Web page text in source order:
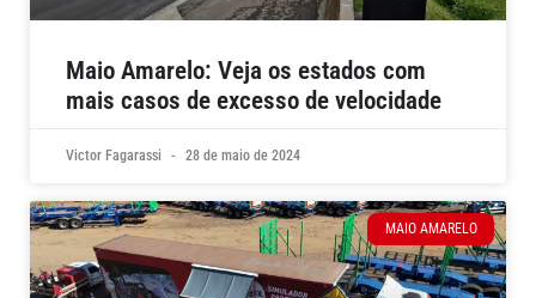
Maio Amarelo: Veja os estados com
mais casos de excesso de velocidade
Victor Fagarassi 28 de maio de 2024
MAIO AMARELO